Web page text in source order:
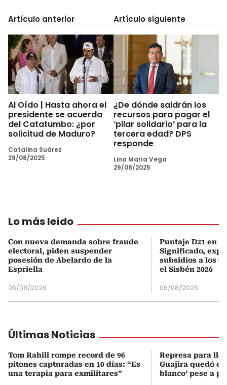
Artículo anterior
Al Oído | Hasta ahora el
presidente se acuerda
del Catatumbo: ¿por
solicitud de Maduro?
Catalina Suárez
29/08/2025
Artículo siguiente
¿De dónde saldrán los
recursos para pagar el
‘pilar solidario’ para la
tercera edad? DPS
responde
Lina María Vega
29/08/2025
Lo más leído
Con nueva demanda sobre fraude
electoral, piden suspender
posesión de Abelardo de la
Espriella
06/08/2026
Puntaje D21 en
Significado,
subsidios a los
el Sisbén 2026
06/08/2026
Últimas Noticias
Tom Rahill rompe record de 96
pitones capturadas en 10 días: “Es
una terapia para exmilitares”
Represa para
Guajira quedó en
blanco’ pese a